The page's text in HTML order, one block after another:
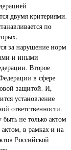
двумя критериями.
по
за нарушение норм
и иными
Второе
в сфере
защитой. И,
установление
ответственности.
не только актом
в рамках и на
Российской